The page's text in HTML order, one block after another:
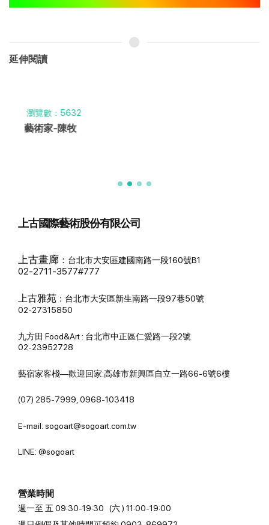
延伸閱讀
瀏覽數：5632
藝術家-陳牧
上古國際藝術股份有限公司
上古畫廊 ： 台北市大安區建國南路一段160號B1
02-2711-3577#777
上古雅苑 ： 台北市大安區新生南路一段97巷50號
02-27315850
九方田 Food&Art : 台北市中正區仁愛路一段2號
02-23952728
藝宿家客棧—歡迎回家:高雄市新興區自立一路66-6號6樓
(07) 285-7999, 0968-103418
E-mail: sogoart@sogoart.com.tw
LINE: @sogoart
營業時間
週一至 五 09:30-19:30 (六 ) 11:00-19:00